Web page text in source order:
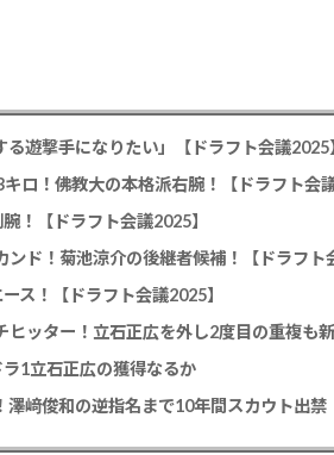
遊撃手になりたい」【ドラフト会議2025
ロ！佛教大の本格派右腕！【ドラフト会議
！【ドラフト会議2025】
ド！菊池涼介の後継者候補！【ドラフト
ス！【ドラフト会議2025】
ラ1立石正広の獲得なるか
﨑俊和の逆指名まで10年間スカウト出禁